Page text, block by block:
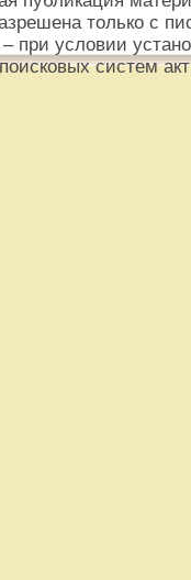
только с
при условии
систем